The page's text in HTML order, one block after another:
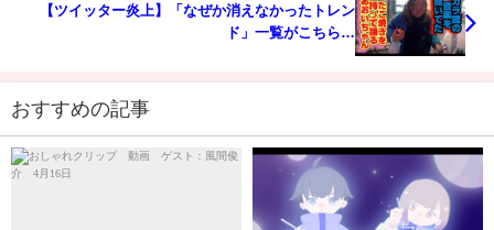
【ツイッター炎上】「なぜか消えなかったトレン
ド」一覧がこちら…
おすすめの記事